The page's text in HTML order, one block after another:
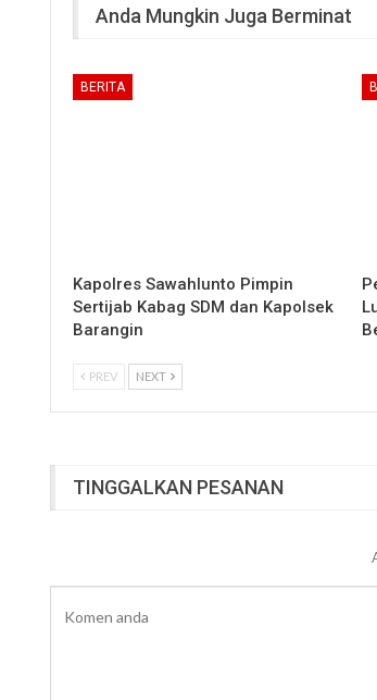
Anda Mungkin Juga Berminat
BERITA
Kapolres Sawahlunto Pimpin
Sertijab Kabag SDM dan Kapolsek
Barangin
PREV NEXT
TINGGALKAN PESANAN